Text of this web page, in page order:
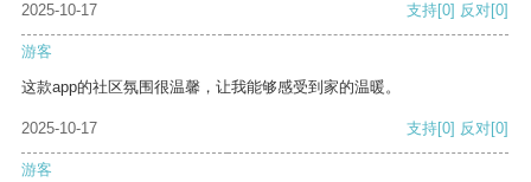
2025-10-17 支持[0] 反对[0]
游客
这款app的社区氛围很温馨，让我能够感受到家的温暖。
2025-10-17 支持[0] 反对[0]
游客